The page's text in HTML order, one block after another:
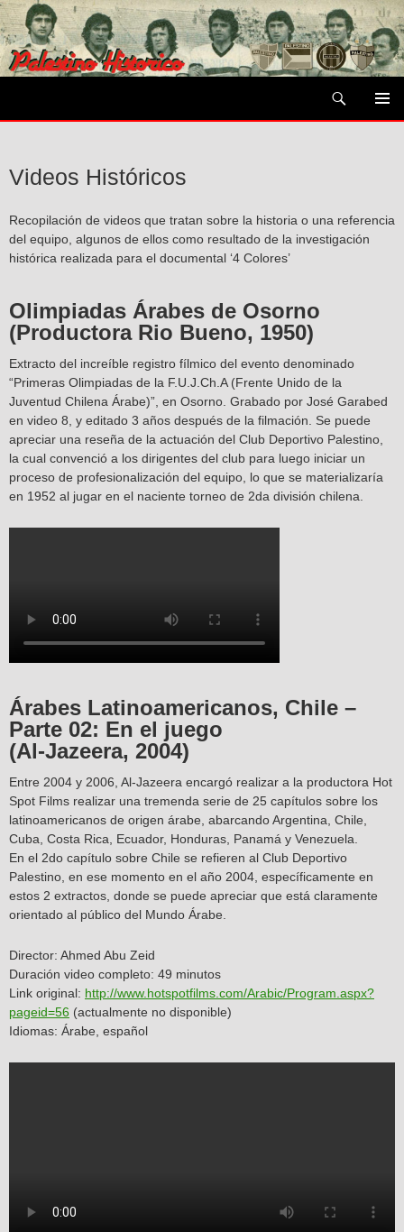
Saltar
al
contenido
Videos Históricos
Recopilación de videos que tratan sobre la historia o una referencia
del equipo, algunos de ellos como resultado de la investigación
histórica realizada para el documental ‘4 Colores’
Olimpiadas Árabes de Osorno
(Productora Rio Bueno, 1950)
Extracto del increíble registro fílmico del evento denominado
“Primeras Olimpiadas de la F.U.J.Ch.A (Frente Unido de la
Juventud Chilena Árabe)”, en Osorno. Grabado por José Garabed
en video 8, y editado 3 años después de la filmación. Se puede
apreciar una reseña de la actuación del Club Deportivo Palestino,
la cual convenció a los dirigentes del club para luego iniciar un
proceso de profesionalización del equipo, lo que se materializaría
en 1952 al jugar en el naciente torneo de 2da división chilena.
Árabes Latinoamericanos, Chile –
Parte 02: En el juego
(Al-Jazeera, 2004)
Entre 2004 y 2006, Al-Jazeera encargó realizar a la productora Hot
Spot Films realizar una tremenda serie de 25 capítulos sobre los
latinoamericanos de origen árabe, abarcando Argentina, Chile,
Cuba, Costa Rica, Ecuador, Honduras, Panamá y Venezuela.
En el 2do capítulo sobre Chile se refieren al Club Deportivo
Palestino, en ese momento en el año 2004, específicamente en
estos 2 extractos, donde se puede apreciar que está claramente
orientado al público del Mundo Árabe.
Director: Ahmed Abu Zeid
Duración video completo: 49 minutos
Link original: http://www.hotspotfilms.com/Arabic/Program.aspx?
pageid=56 (actualmente no disponible)
Idiomas: Árabe, español